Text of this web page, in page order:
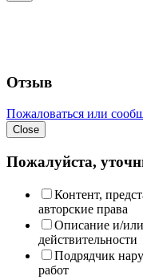
Отзыв
Пожаловаться или
Close
Пожалуйста,
Контент,
авторские права
Описание и/
действительности
Подрядчик
работ